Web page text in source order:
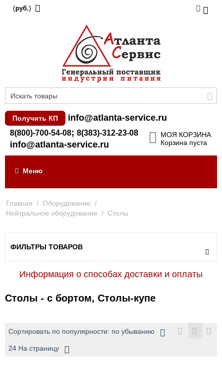
(руб.)
Получить КП info@atlanta-service.ru
8(800)-700-54-08; 8(383)-312-23-08
info@atlanta-service.ru
МОЯ КОРЗИНА
Корзина пуста
Меню
Главная / Оборудование /
Нейтральное оборудование / Столы
ФИЛЬТРЫ ТОВАРОВ
Информация о способах доставки и оплаты
Столы - с бортом, Столы-купе
Сортировать по популярности: по убыванию
24 На страницу